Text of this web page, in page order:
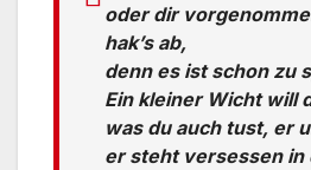
oder dir
hak’s ab,
denn es ist schon zu
Ein kleiner Wicht will
was du auch tust, er
er steht versessen in